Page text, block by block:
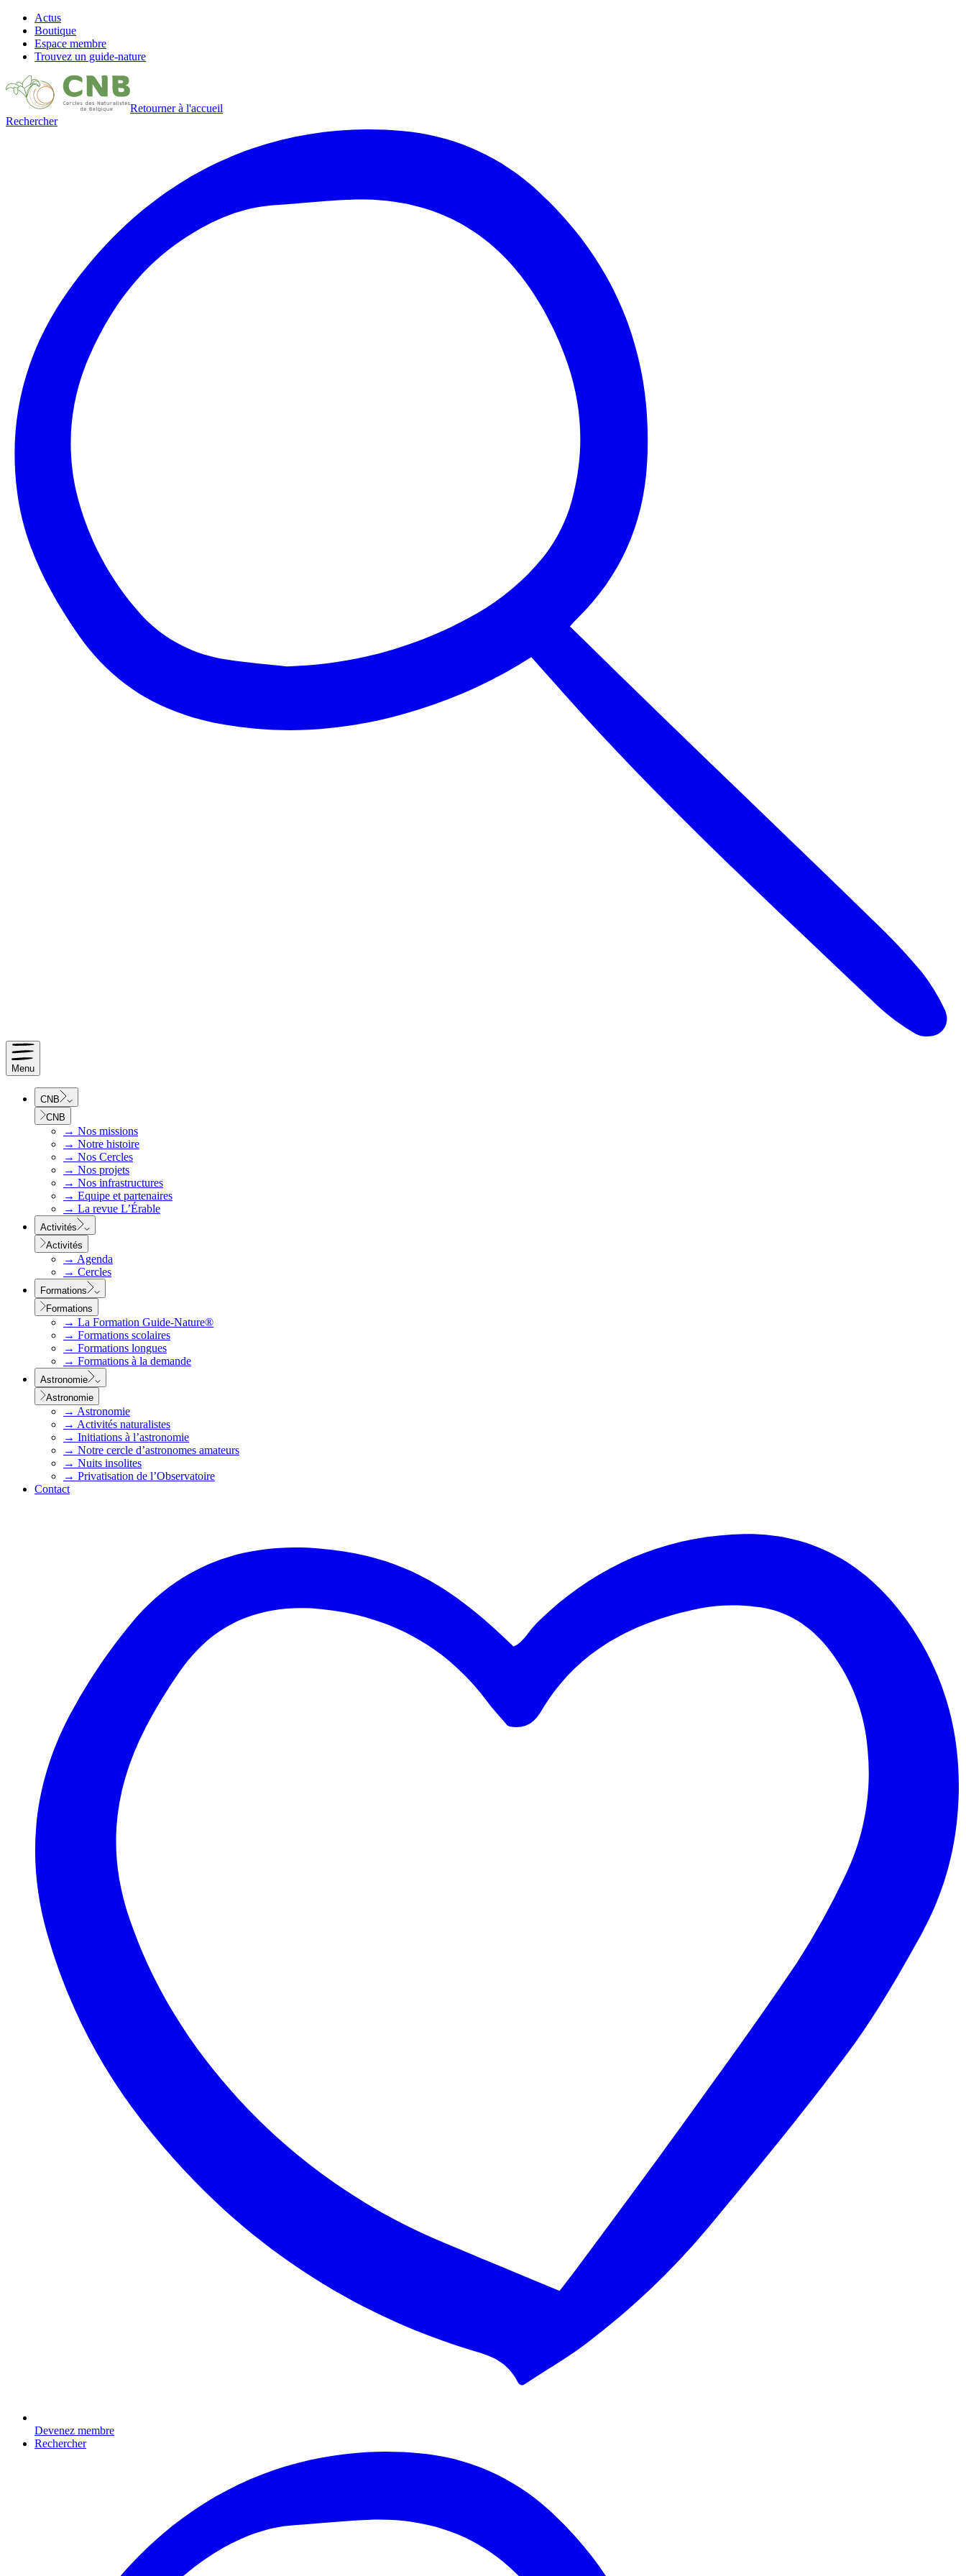
Actus
Boutique
Espace membre
Trouvez un guide-nature
Retourner à l'accueil
Rechercher
Menu
CNB
CNB
→ Nos missions
→ Notre histoire
→ Nos Cercles
→ Nos projets
→ Nos infrastructures
→ Equipe et partenaires
→ La revue L’Érable
Activités
Activités
→ Agenda
→ Cercles
Formations
Formations
→ La Formation Guide-Nature®
→ Formations scolaires
→ Formations longues
→ Formations à la demande
Astronomie
Astronomie
→ Astronomie
→ Activités naturalistes
→ Initiations à l’astronomie
→ Notre cercle d’astronomes amateurs
→ Nuits insolites
→ Privatisation de l’Observatoire
Contact
Devenez membre
Rechercher